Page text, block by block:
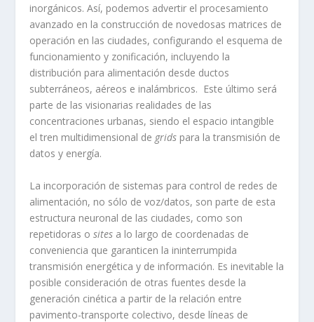
inorgánicos. Así, podemos advertir el procesamiento
avanzado en la construcción de novedosas matrices de
operación en las ciudades, configurando el esquema de
funcionamiento y zonificación, incluyendo la
distribución para alimentación desde ductos
subterráneos, aéreos e inalámbricos. Este último será
parte de las visionarias realidades de las
concentraciones urbanas, siendo el espacio intangible
el tren multidimensional de grids para la transmisión de
datos y energía.
La incorporación de sistemas para control de redes de
alimentación, no sólo de voz/datos, son parte de esta
estructura neuronal de las ciudades, como son
repetidoras osites a lo largo de coordenadas de
conveniencia que garanticen la ininterrumpida
transmisión energética y de información. Es inevitable la
posible consideración de otras fuentes desde la
generación cinética a partir de la relación entre
pavimento-transporte colectivo, desde líneas de